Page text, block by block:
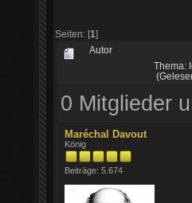
Seiten: [1]
Autor
Thema:
0 Mitglieder
Maréchal Davout
König
Beiträge: 5.674